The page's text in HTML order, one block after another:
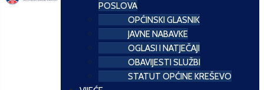
POSLOVA
OPĆINSKI GLASNIK
JAVNE NABAVKE
OGLASI I NATJEČAJI
OBAVIJESTI SLUŽBI
STATUT OPĆINE KREŠEVO